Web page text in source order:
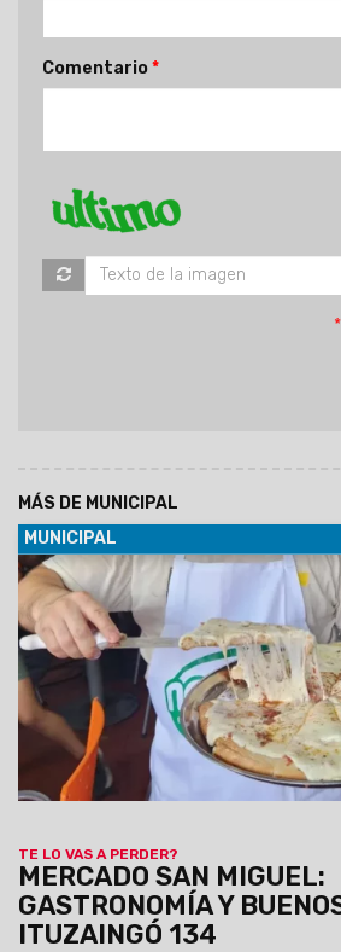
Comentario
MÁS DE MUNICIPAL
MUNICIPAL
TE LO VAS A PERDER?
MERCADO SAN MIGUEL:
GASTRONOMÍA Y
ITUZAINGÓ 134
08/08/2026
Empanadas, tamales,
milanesas, minutas y muchas otras
parte de una amplia oferta de comidas
salteños y turistas a disfrutar de los
precios accesibles.